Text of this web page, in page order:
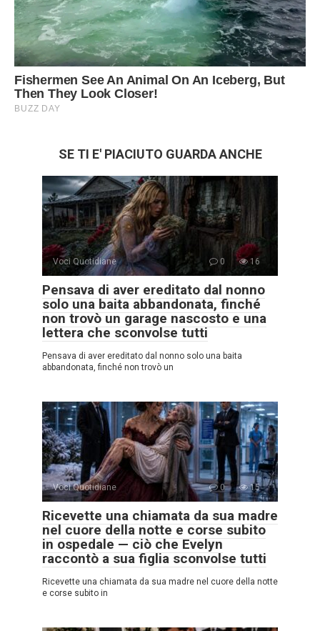
SE TI E' PIACIUTO GUARDA ANCHE
Voci Quotidiane 0 16
Pensava di aver ereditato dal nonno
solo una baita abbandonata, finché
non trovò un garage nascosto e una
lettera che sconvolse tutti
Pensava di aver ereditato dal nonno solo una baita
abbandonata, finché non trovò un
Voci Quotidiane 0 15
Ricevette una chiamata da sua madre
nel cuore della notte e corse subito
in ospedale — ciò che Evelyn
raccontò a sua figlia sconvolse tutti
Ricevette una chiamata da sua madre nel cuore della notte
e corse subito in